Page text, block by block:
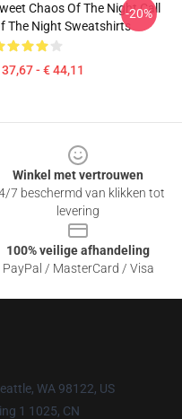
Chaos Of The Night Call
The Night Sweatshirts
- € 44,11
-20%
Winkel met vertrouwen
7 beschermd van klikken tot
levering
100% veilige afhandeling
PayPal / MasterCard / Visa
WA 98122, US
1 1025, CN